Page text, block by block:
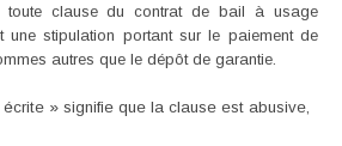
toute clause du contrat de bail à usage
une stipulation portant sur le paiement de
autres que le dépôt de garantie.
» signifie que la clause est abusive,